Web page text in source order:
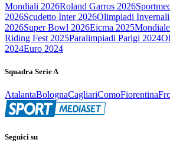
Mondiali 2026Roland Garros 2026
2026Scudetto Inter 2026Olimpiadi
2026Super Bowl 2026Eicma 2025
Riding Fest 2025Paralimpiadi Parigi 2024
2024Euro 2024
Squadra Serie A
AtalantaBolognaCagliariComoFiorentina
Seguici su